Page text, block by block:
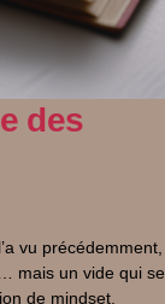
des
vu précédemment,
mais un vide qui se
de mindset.